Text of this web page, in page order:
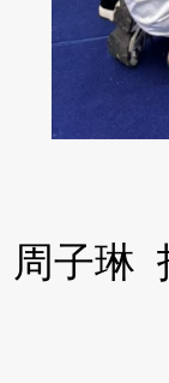
周子琳